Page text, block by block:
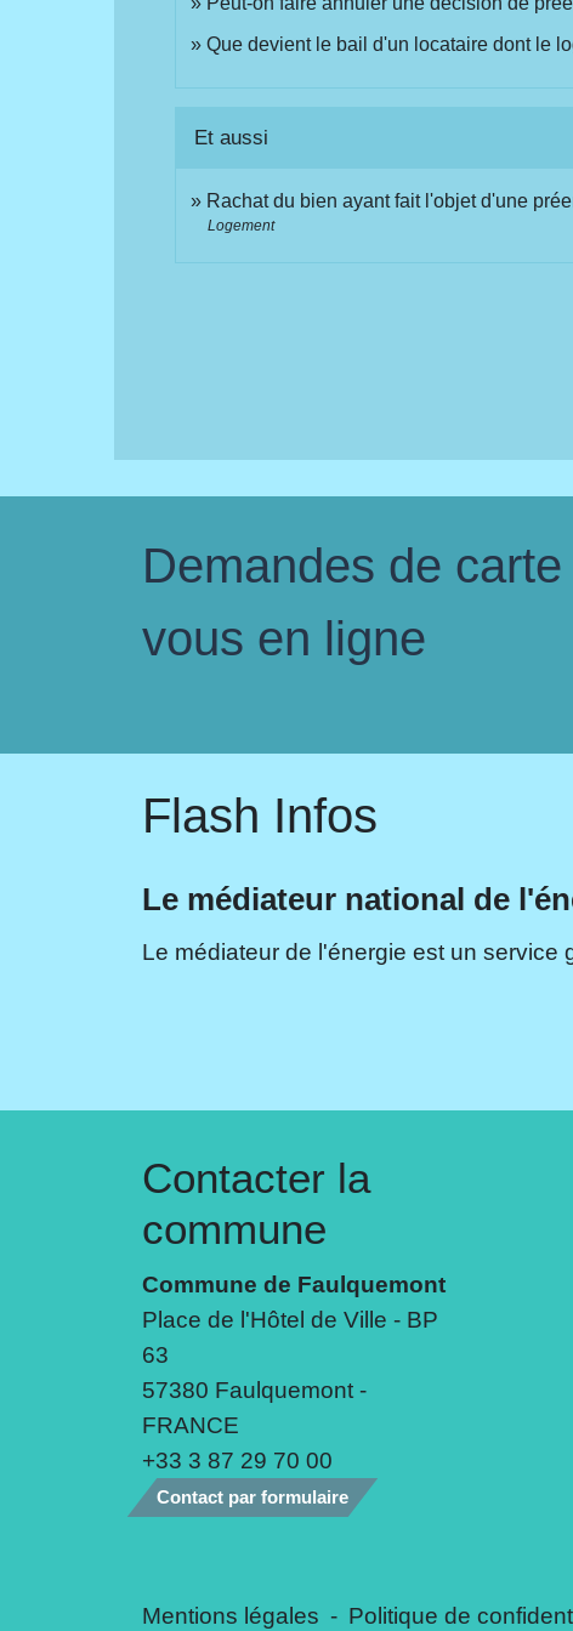
Que devient le bail d'un locataire dont le
Et aussi
Rachat du bien ayant fait l'objet d'une
Logement
Demandes de
vous en ligne
Flash Infos
Le médiateur national de
Le médiateur de l'énergie est un service
Contacter la
commune
Commune de Faulquemont
Place de l'Hôtel de Ville - BP
63
57380 Faulquemont -
FRANCE
+33 3 87 29 70 00
Contact par formulaire
Mentions légales - Politique de